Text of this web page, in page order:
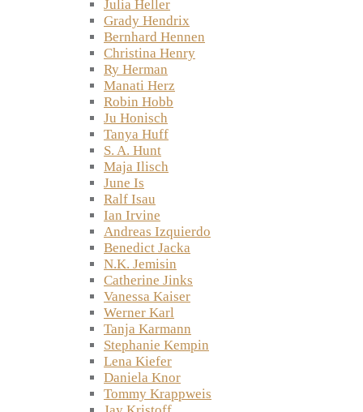
Julia Heller
Grady Hendrix
Bernhard Hennen
Christina Henry
Ry Herman
Manati Herz
Robin Hobb
Ju Honisch
Tanya Huff
S. A. Hunt
Maja Ilisch
June Is
Ralf Isau
Ian Irvine
Andreas Izquierdo
Benedict Jacka
N.K. Jemisin
Catherine Jinks
Vanessa Kaiser
Werner Karl
Tanja Karmann
Stephanie Kempin
Lena Kiefer
Daniela Knor
Tommy Krappweis